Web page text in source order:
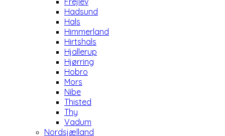
Hadsund
Hals
Himmerland
Hirtshals
Hjallerup
Hjørring
Hobro
Mors
Nibe
Thisted
Thy
Vadum
Nordsjælland